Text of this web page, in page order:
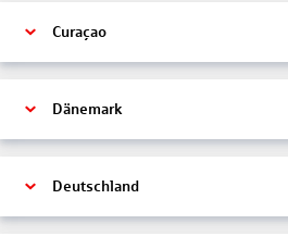
Curaçao
Dänemark
Deutschland